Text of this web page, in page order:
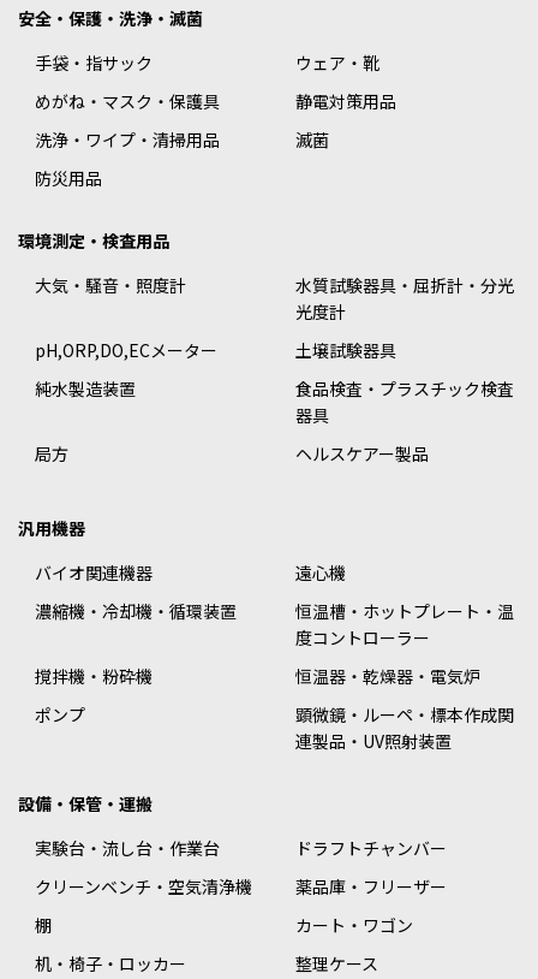
安全・保護・洗浄・滅菌
手袋・指サック
ウェア・靴
めがね・マスク・保護具
静電対策用品
洗浄・ワイプ・清掃用品
滅菌
防災用品
環境測定・検査用品
大気・騒音・照度計
水質試験器具・屈折計・分光
光度計
pH,ORP,DO,ECメーター
土壌試験器具
純水製造装置
食品検査・プラスチック検査
器具
局方
ヘルスケアー製品
汎用機器
バイオ関連機器
遠心機
濃縮機・冷却機・循環装置
恒温槽・ホットプレート・温
度コントローラー
撹拌機・粉砕機
恒温器・乾燥器・電気炉
ポンプ
顕微鏡・ルーペ・標本作成関
連製品・UV照射装置
設備・保管・運搬
実験台・流し台・作業台
ドラフトチャンバー
クリーンベンチ・空気清浄機
薬品庫・フリーザー
棚
カート・ワゴン
机・椅子・ロッカー
整理ケース